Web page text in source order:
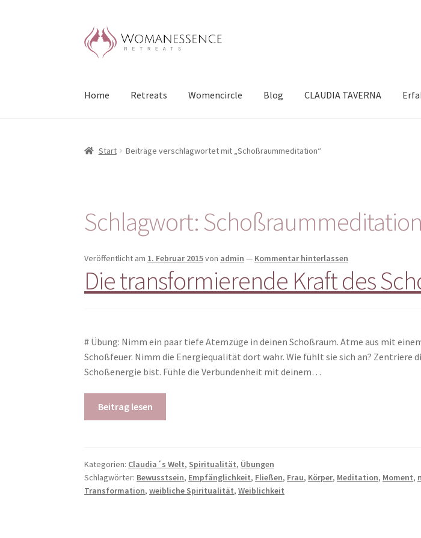
Zur
Navigation
springen
Zum
Inhalt
springen
Home Retreats Womencircle Blog CLAUDIA TAVERNA
Start Beiträge verschlagwortet mit „Schoßraummeditation“
Schlagwort: Schoßraummeditation
Veröffentlicht am 1. Februar 2015von admin — Kommentar hinterlassen
Die transformierende Kraft des
# Übung: Nimm ein paar tiefe Atemzüge in deinen Schoßraum. Atme aus mit
Schoßfeuer. Nimm die Energiequalität dort wahr. Wie fühlt sie sich an?
Schoßenergie bist. Fühle die Verbundenheit mit deinem…
Beitrag lesen
Kategorien: Claudia´s Welt, Spiritualität, Übungen
Schlagwörter: Bewusstsein, Empfänglichkeit, Fließen, Frau, Körper, Meditation, Moment,
Transformation,weibliche Spiritualität,Weiblichkeit